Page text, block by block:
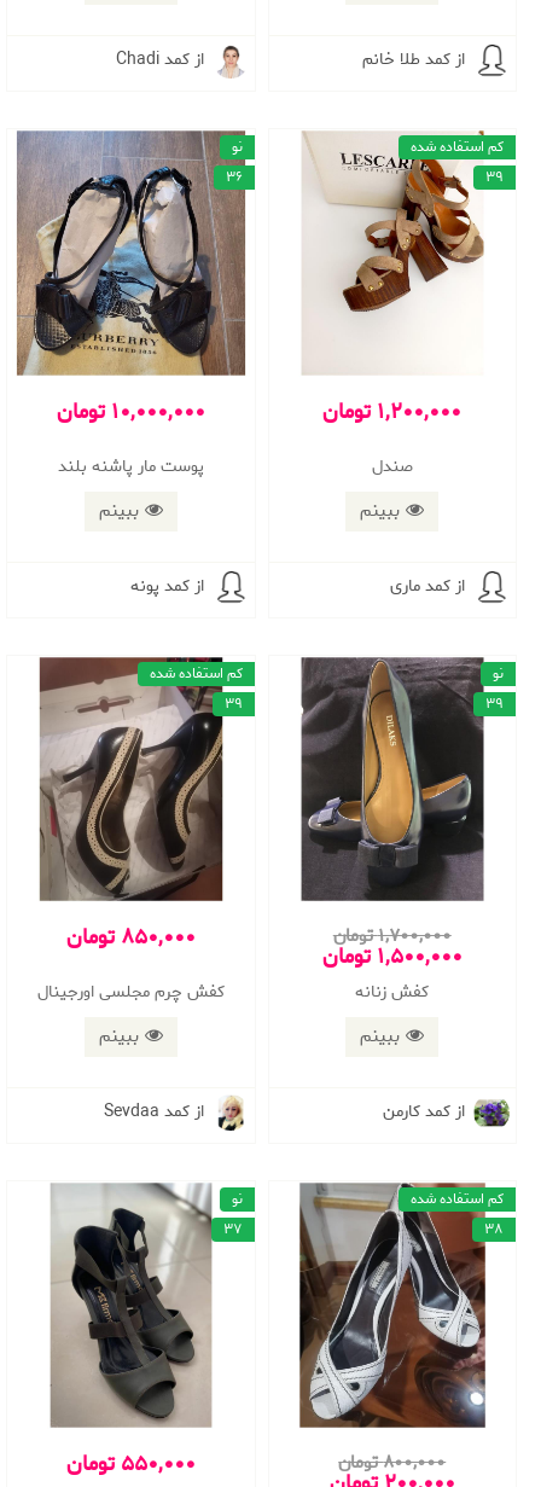
از کمد طلا خانم از کمد Chadi
1,200,000 تومان
صندل
ببینم
کم استفاده شده
39
از کمد ماری
10,000,000 تومان
پوست مار پاشنه بلند
ببینم
نو
36
از کمد پونه
1,700,000 تومان
1,500,000 تومان
کفش زنانه
ببینم
نو
39
از کمد کارمن
850,000 تومان
کفش چرم مجلسی اورجینال
ببینم
کم استفاده شده
39
از کمد Sevdaa
800,000 تومان
کم استفاده شده
38
550,000 تومان
نو
37